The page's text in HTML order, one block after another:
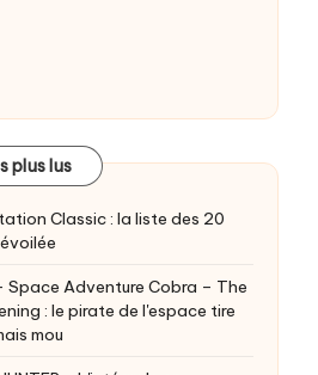
plus lus
Classic : la liste des 20
Space Adventure Cobra – The
: le pirate de l'espace tire
mou